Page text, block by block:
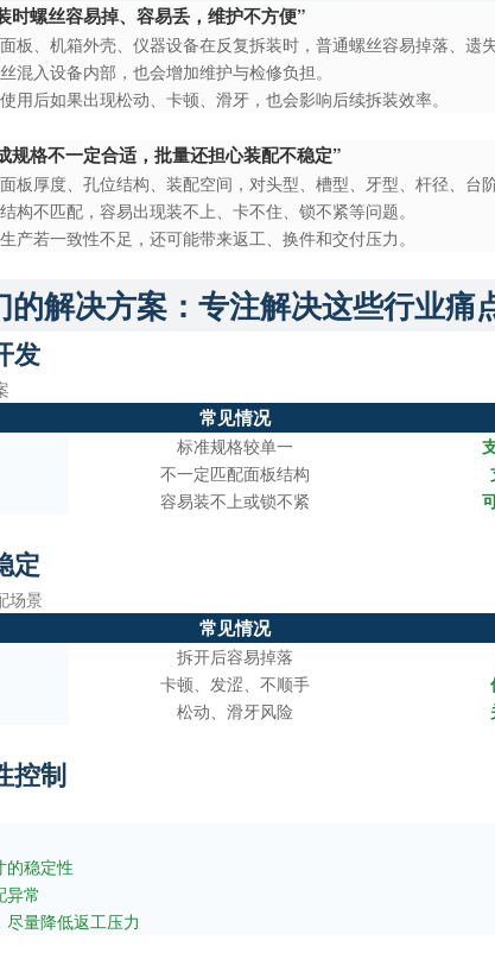
时螺丝容易掉、容易丢，维护不方便”
板、机箱外壳、仪器设备在反复拆装时，普通螺丝容易掉落、遗失
混入设备内部，也会增加维护与检修负担。
用后如果出现松动、卡顿、滑牙，也会影响后续拆装效率。
规格不一定合适，批量还担心装配不稳定”
板厚度、孔位结构、装配空间，对头型、槽型、牙型、杆径、台
构不匹配，容易出现装不上、卡不住、锁不紧等问题。
产若一致性不足，还可能带来返工、换件和交付压力。
的解决方案：专注解决这些行业痛
发
常见情况
标准规格较单一
不一定匹配面板结构
容易装不上或锁不紧
定
场景
常见情况
拆开后容易掉落
卡顿、发涩、不顺手
松动、滑牙风险
控制
的稳定性
异常
量降低返工压力